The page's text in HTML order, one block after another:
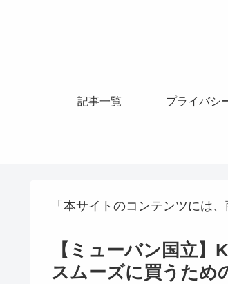
記事一覧 プライバシ
「本サイトのコンテンツには
【ミューバン国立
スムーズに買うため